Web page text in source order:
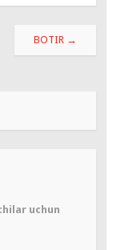
BOTIR →
uchun